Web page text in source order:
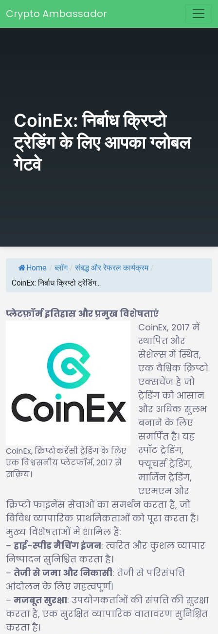
Main Navigation
Crypto Ambassador
CoinEx: निर्बाध क्रिप्टो
ट्रेडिंग के लिए आपका ग्लोबल
गेटवे
Home / ब्लॉग / संबद्ध और रेफरल कार्यक्रम /
CoinEx: निर्बाध क्रिप्टो ट्रेडिंग...
प्लेटफ़ॉर्म इतिहास और प्रमुख विशेषताएं
CoinEx, क्रिप्टोकरेंसी ट्रेडिंग के लिए
एक विश्वसनीय प्लेटफॉर्म, 2017 से
सक्रिय।
CoinEx, 2017 में
स्थापित और
सेशेल्स में स्थित,
एक वैश्विक क्रिप्टो
एक्सचेंज है जो
ट्रेडिंग को आसान
और अधिक सुलभ
बनाने के लिए
समर्पित है। यह
स्पॉट ट्रेडिंग,
फ्यूचर्स ट्रेडिंग,
मार्जिन ट्रेडिंग,
एएमएम और
क्रिप्टो फाइनेंस सेवाओं का समर्थन करता है, जो
विविध व्यापारिक प्राथमिकताओं को पूरा करता है।
मुख्य विशेषताओं में शामिल हैं:
– हाई-स्पीड मैचिंग इंजन: त्वरित और कुशल व्यापार
निष्पादन सुनिश्चित करता है।
– तेजी से जमा और निकासी: तेजी से परिसंपत्ति
आंदोलन के लिए महत्वपूर्ण।
– मजबूत सुरक्षा: उपयोगकर्ताओं की संपत्ति की सुरक्षा
करता है, एक सुरक्षित व्यापारिक वातावरण सुनिश्चित
करता है।